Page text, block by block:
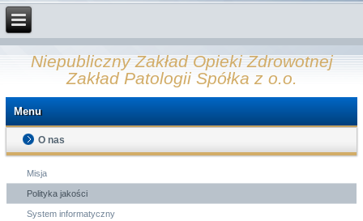
Niepubliczny Zakład Opieki Zdrowotnej
Zakład Patologii Spółka z o.o.
Menu
O nas
Misja
Polityka jakości
System informatyczny